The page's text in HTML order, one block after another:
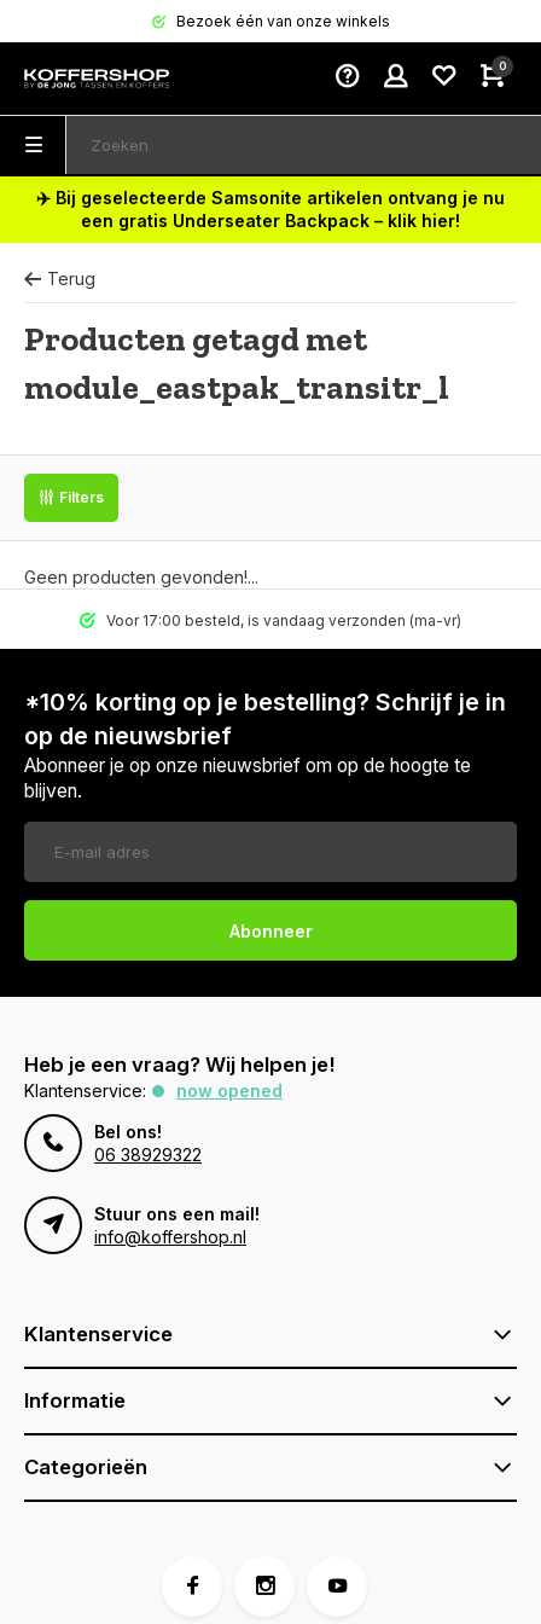
Bezoek één van onze winkels
0
✈️ Bij geselecteerde Samsonite artikelen ontvang je nu
een gratis Underseater Backpack – klik hier!
Terug
Producten getagd met
module_eastpak_transitr_l
Filters
Geen producten gevonden!...
Voor 17:00 besteld, is vandaag verzonden (ma-vr)
*10% korting op je bestelling? Schrijf je in
op de nieuwsbrief
Abonneer je op onze nieuwsbrief om op de hoogte te
blijven.
Abonneer
Heb je een vraag? Wij helpen je!
Klantenservice:
now opened
Bel ons!
06 38929322
Stuur ons een mail!
info@koffershop.nl
Klantenservice
Informatie
Categorieën